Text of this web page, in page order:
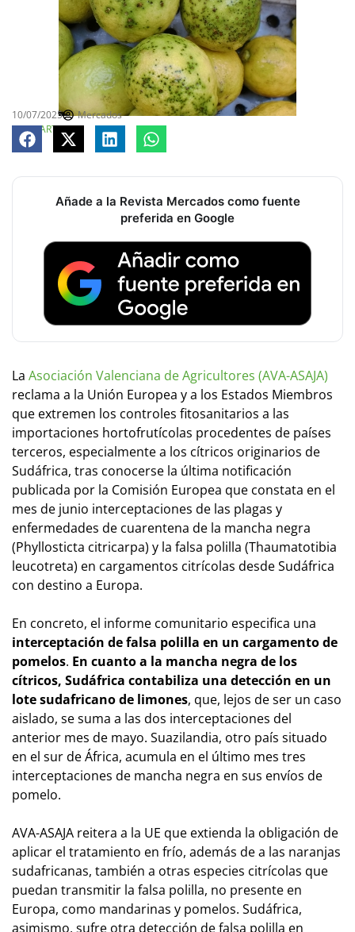
10/07/2025
Mercados
COMPARTE
Añade a la Revista Mercados como fuente
preferida en Google
La Asociación Valenciana de Agricultores (AVA-ASAJA)
reclama a la Unión Europea y a los Estados Miembros
que extremen los controles fitosanitarios a las
importaciones hortofrutícolas procedentes de países
terceros, especialmente a los cítricos originarios de
Sudáfrica, tras conocerse la última notificación
publicada por la Comisión Europea que constata en el
mes de junio interceptaciones de las plagas y
enfermedades de cuarentena de la mancha negra
(Phyllosticta citricarpa) y la falsa polilla (Thaumatotibia
leucotreta) en cargamentos citrícolas desde Sudáfrica
con destino a Europa.
En concreto, el informe comunitario especifica una
interceptación de falsa polilla en un cargamento de
pomelos. En cuanto a la mancha negra de los
cítricos, Sudáfrica contabiliza una detección en un
lote sudafricano de limones, que, lejos de ser un caso
aislado, se suma a las dos interceptaciones del
anterior mes de mayo. Suazilandia, otro país situado
en el sur de África, acumula en el último mes tres
interceptaciones de mancha negra en sus envíos de
pomelo.
AVA-ASAJA reitera a la UE que extienda la obligación de
aplicar el tratamiento en frío, además de a las naranjas
sudafricanas, también a otras especies citrícolas que
puedan transmitir la falsa polilla, no presente en
Europa, como mandarinas y pomelos. Sudáfrica,
asimismo, sufre otra detección de falsa polilla en